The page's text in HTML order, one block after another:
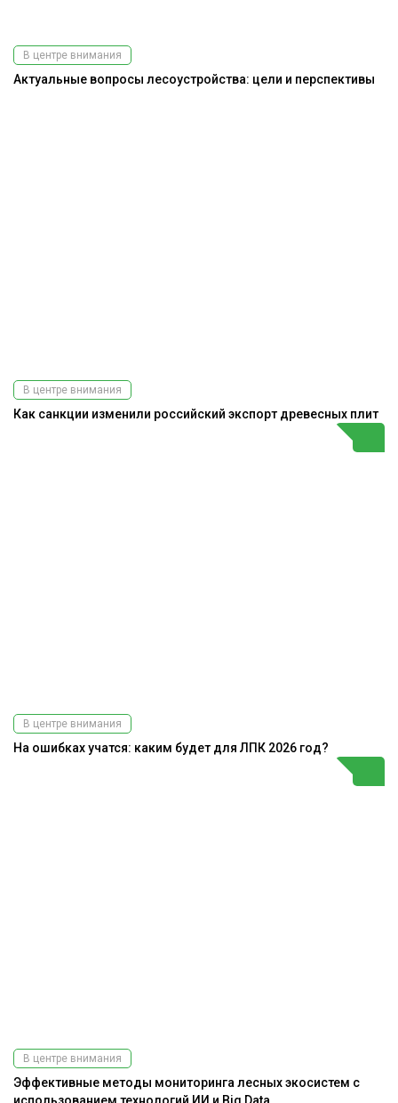
В центре внимания
Актуальные вопросы лесоустройства: цели и перспективы
В центре внимания
Как санкции изменили российский экспорт древесных плит
В центре внимания
На ошибках учатся: каким будет для ЛПК 2026 год?
В центре внимания
Эффективные методы мониторинга лесных экосистем с